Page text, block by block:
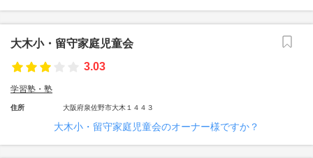
大木小・留守家庭児童会
3.03
学習塾・塾
住所 大阪府泉佐野市大木１４４３
大木小・留守家庭児童会のオーナー様ですか？